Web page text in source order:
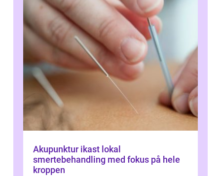
Akupunktur ikast lokal
smertebehandling med fokus på hele
kroppen